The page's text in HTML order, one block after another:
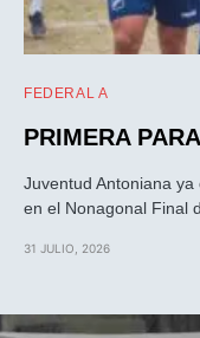
FEDERAL A
PRIMERA
Juventud Antoniana
en el Nonagonal Final
31 JULIO, 2026